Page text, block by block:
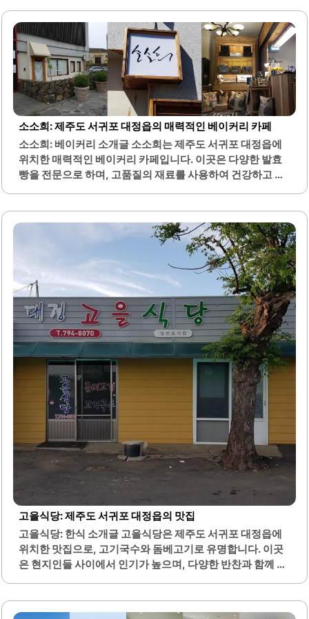
소소희: 제주도 서귀포 대정읍의 매력적인 베이커리 카페
소소희: 베이커리 소개글 소소희는 제주도 서귀포 대정읍에
위치한 매력적인 베이커리 카페입니다. 이곳은 다양한 발효
빵을 전문으로 하며, 고품질의 재료를 사용하여 건강하고 맛
소소희는 조용한 분위기 속에서 편안하게 빵과 커피를 즐길
수 있는 공간으로, 인테리어 또한 세련되고 아늑한 느낌을 줍
니다. 이곳의 커피는 부드럽고 은은한 맛이 특징이며, 빵과의
조화가 뛰어납니다. 계절에 따라 제공되는 제주 당근 주스나
딸기 우유와 같은 음료도 인상적입니다.소소희는 목요일부
터 토요일까지 운영되며, 신선한 빵을 위해 이른 시간에 방문
하는 것이 좋습니다. 빵이 조기에 소진될 수 있으므로, 오후에
방문할 경우 미리 전화로 확인하는 것이 추천됩니다. 이곳은
여성 손님들이 많아..
고을식당: 제주도 서귀포 대정읍의 맛집
고을식당: 한식 소개글 고을식당은 제주도 서귀포 대정읍에
위치한 맛집으로, 고기국수와 돔베고기로 유명합니다. 이곳
은 현지인들 사이에서 인기가 높으며, 다양한 반찬과 함께 제
낄 수 있습니다.돔베고기는 잡내가 없고 부드러운 식감으로,